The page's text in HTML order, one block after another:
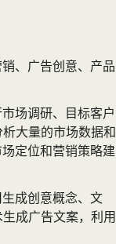
、广告创意、产品
场调研、目标客户
大量的市场数据和
定位和营销策略建
成创意概念、文
成广告文案，利用